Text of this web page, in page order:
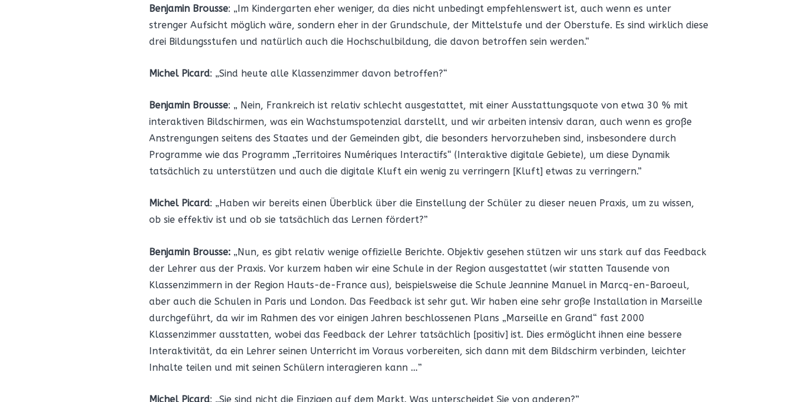
Benjamin Brousse: „Im Kindergarten eher weniger, da dies nicht unbedingt empfehlenswert ist, auch wenn es unter
strenger Aufsicht möglich wäre, sondern eher in der Grundschule, der Mittelstufe und der Oberstufe. Es sind wirklich diese
drei Bildungsstufen und natürlich auch die Hochschulbildung, die davon betroffen sein werden.“
Michel Picard: „Sind heute alle Klassenzimmer davon betroffen?“
Benjamin Brousse: „ Nein, Frankreich ist relativ schlecht ausgestattet, mit einer Ausstattungsquote von etwa 30 % mit
interaktiven Bildschirmen, was ein Wachstumspotenzial darstellt, und wir arbeiten intensiv daran, auch wenn es große
Anstrengungen seitens des Staates und der Gemeinden gibt, die besonders hervorzuheben sind, insbesondere durch
Programme wie das Programm „Territoires Numériques Interactifs“ (Interaktive digitale Gebiete), um diese Dynamik
tatsächlich zu unterstützen und auch die digitale Kluft ein wenig zu verringern [Kluft] etwas zu verringern.”
Michel Picard: „Haben wir bereits einen Überblick über die Einstellung der Schüler zu dieser neuen Praxis, um zu wissen,
ob sie effektiv ist und ob sie tatsächlich das Lernen fördert?”
Benjamin Brousse: „Nun, es gibt relativ wenige offizielle Berichte. Objektiv gesehen stützen wir uns stark auf das Feedback
der Lehrer aus der Praxis. Vor kurzem haben wir eine Schule in der Region ausgestattet (wir statten Tausende von
Klassenzimmern in der Region Hauts-de-France aus), beispielsweise die Schule Jeannine Manuel in Marcq-en-Baroeul,
aber auch die Schulen in Paris und London. Das Feedback ist sehr gut. Wir haben eine sehr große Installation in Marseille
durchgeführt, da wir im Rahmen des vor einigen Jahren beschlossenen Plans „Marseille en Grand“ fast 2000
Klassenzimmer ausstatten, wobei das Feedback der Lehrer tatsächlich [positiv] ist. Dies ermöglicht ihnen eine bessere
Interaktivität, da ein Lehrer seinen Unterricht im Voraus vorbereiten, sich dann mit dem Bildschirm verbinden, leichter
Inhalte teilen und mit seinen Schülern interagieren kann …”
Michel Picard: „Sie sind nicht die Einzigen auf dem Markt. Was unterscheidet Sie von anderen?”